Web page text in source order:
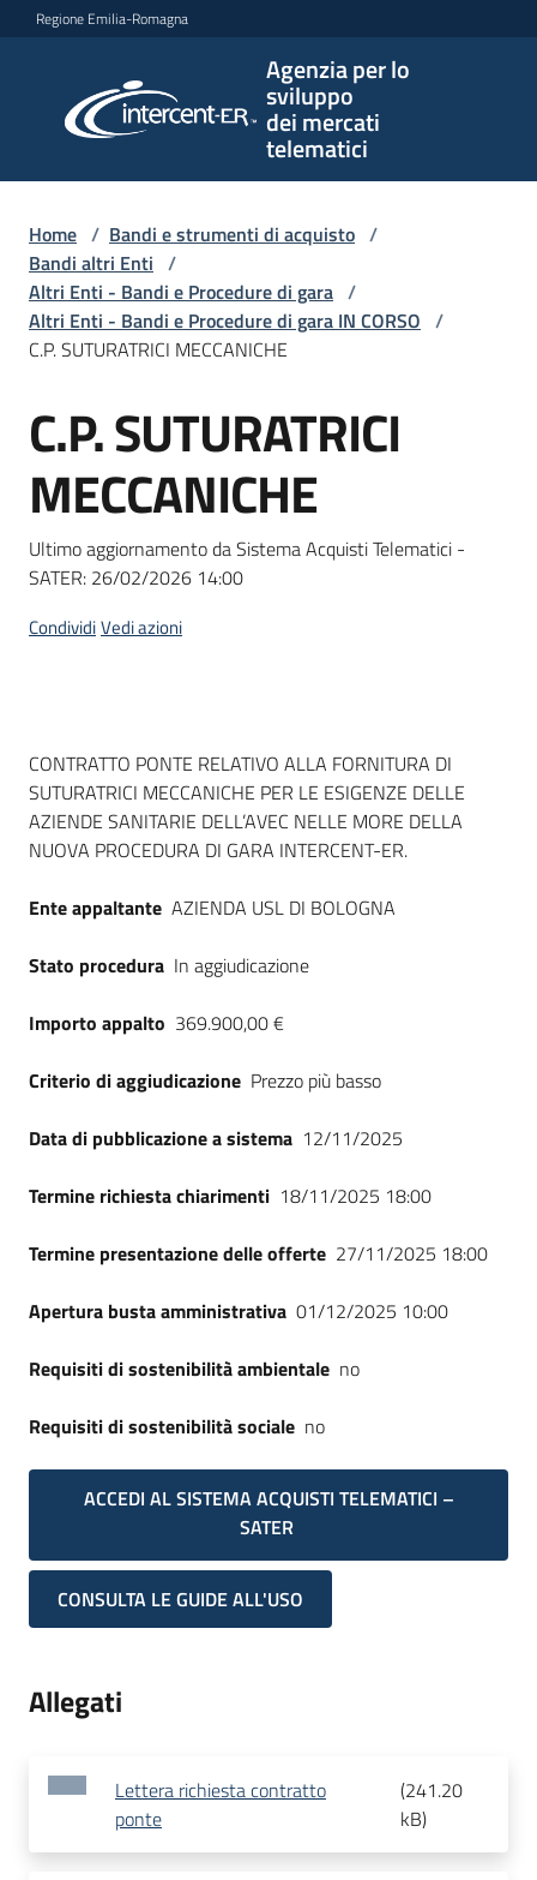
Vai al contenuto
Vai alla navigazione
Vai al footer
Regione Emilia-Romagna
Agenzia per lo
sviluppo
dei mercati
telematici
per lo
sviluppo
telematici
L'Agenzia
Bandi
strumenti
acquisto
telematiche
English
Seguici
Home / Bandi e strumenti di acquisto /
Bandi altri Enti /
Altri Enti - Bandi e Procedure di gara /
Altri Enti - Bandi e Procedure di gara IN CORSO /
C.P. SUTURATRICI MECCANICHE
Salta al contenuto
C.P. SUTURATRICI
MECCANICHE
Ultimo aggiornamento da Sistema Acquisti Telematici -
SATER: 26/02/2026 14:00
CondividiVedi azioni
Dati del bando
CONTRATTO PONTE RELATIVO ALLA FORNITURA DI
SUTURATRICI MECCANICHE PER LE ESIGENZE DELLE
AZIENDE SANITARIE DELL’AVEC NELLE MORE DELLA
NUOVA PROCEDURA DI GARA INTERCENT-ER.
Ente appaltante AZIENDA USL DI BOLOGNA
Stato procedura In aggiudicazione
Importo appalto 369.900,00 €
Criterio di aggiudicazione Prezzo più basso
Data di pubblicazione a sistema 12/11/2025
Termine richiesta chiarimenti 18/11/2025 18:00
Termine presentazione delle offerte 27/11/2025 18:00
Apertura busta amministrativa 01/12/2025 10:00
Requisiti di sostenibilità ambientale no
Requisiti di sostenibilità sociale no
ACCEDI AL SISTEMA ACQUISTI TELEMATICI –
SATER
CONSULTA LE GUIDE ALL'USO
Allegati
Lettera richiesta contratto
ponte
(241.20
kB)